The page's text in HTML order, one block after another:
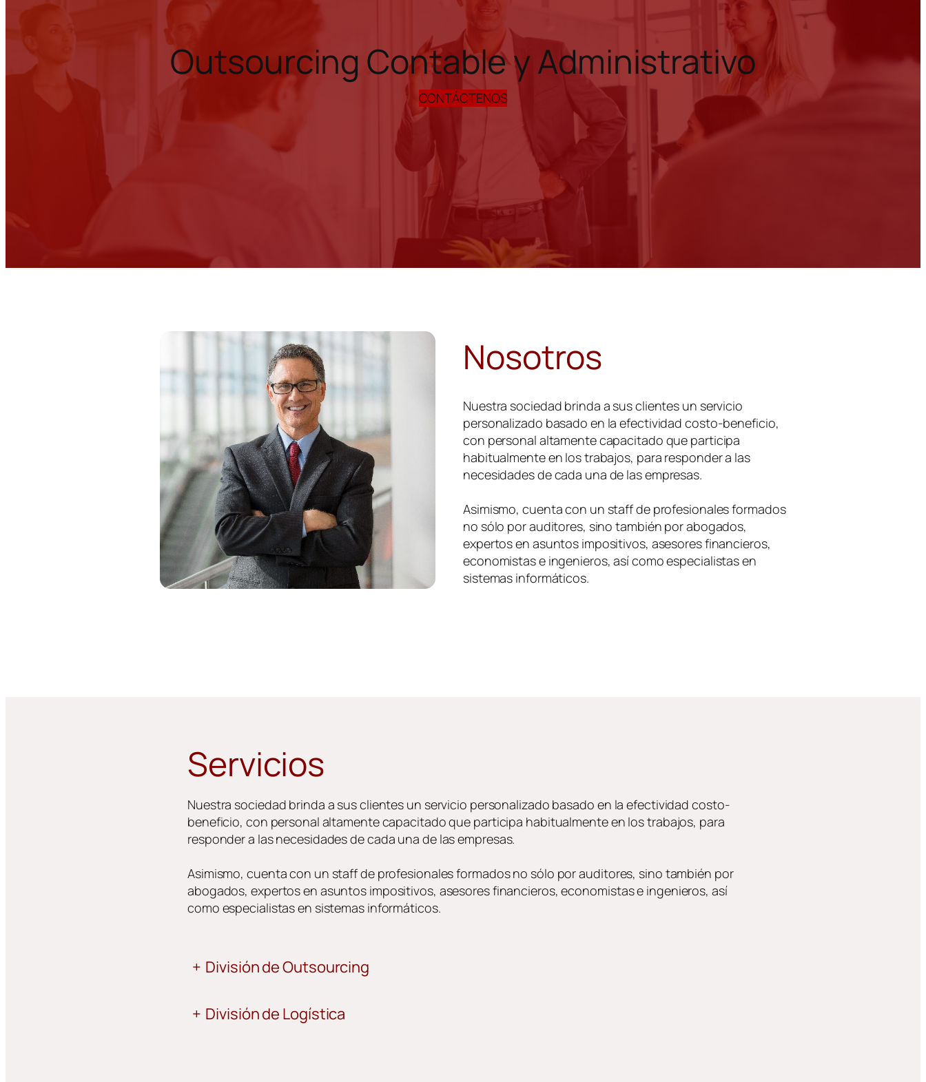
Outsourcing Contable y Administrativo
CONTÁCTENOS
Nosotros
Nuestra sociedad brinda a sus clientes un servicio
personalizado basado en la efectividad costo-beneficio,
con personal altamente capacitado que participa
habitualmente en los trabajos, para responder a las
necesidades de cada una de las empresas.
Asimismo, cuenta con un staff de profesionales formados
no sólo por auditores, sino también por abogados,
expertos en asuntos impositivos, asesores financieros,
economistas e ingenieros, así como especialistas en
sistemas informáticos.
Servicios
Nuestra sociedad brinda a sus clientes un servicio personalizado basado en la efectividad costo-
beneficio, con personal altamente capacitado que participa habitualmente en los trabajos, para
responder a las necesidades de cada una de las empresas.
Asimismo, cuenta con un staff de profesionales formados no sólo por auditores, sino también por
abogados, expertos en asuntos impositivos, asesores financieros, economistas e ingenieros, así
como especialistas en sistemas informáticos.
+ División de Outsourcing
+ División de Logística